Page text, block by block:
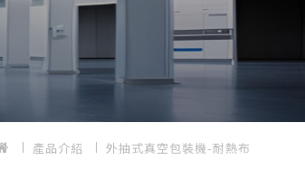
產品介紹 外抽式真空包裝機-耐熱布